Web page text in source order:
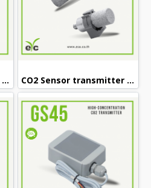
CO2 Sensor transmitter GS07-15-C (5000PPM) CO2 Sensor transmitter GS07-15-F (5000PPM)